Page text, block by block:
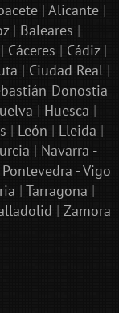
| Alicante|
| Baleares |
| Cáceres | Cádiz|
| Ciudad Real|
Donostia
| Huesca |
| León | Lleida |
| Navarra -
Pontevedra - Vigo
| Tarragona |
| Zamora